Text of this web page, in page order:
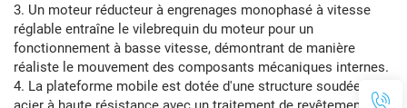
3. Un moteur réducteur à engrenages monophasé à vitesse
réglable entraîne le vilebrequin du moteur pour un
fonctionnement à basse vitesse, démontrant de manière
réaliste le mouvement des composants mécaniques internes.
4. La plateforme mobile est dotée d'une structure soudée en